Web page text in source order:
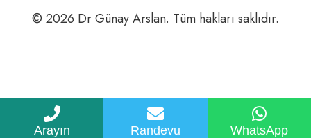
© 2026 Dr Günay Arslan. Tüm hakları saklıdır.
Arayın Randevu WhatsApp